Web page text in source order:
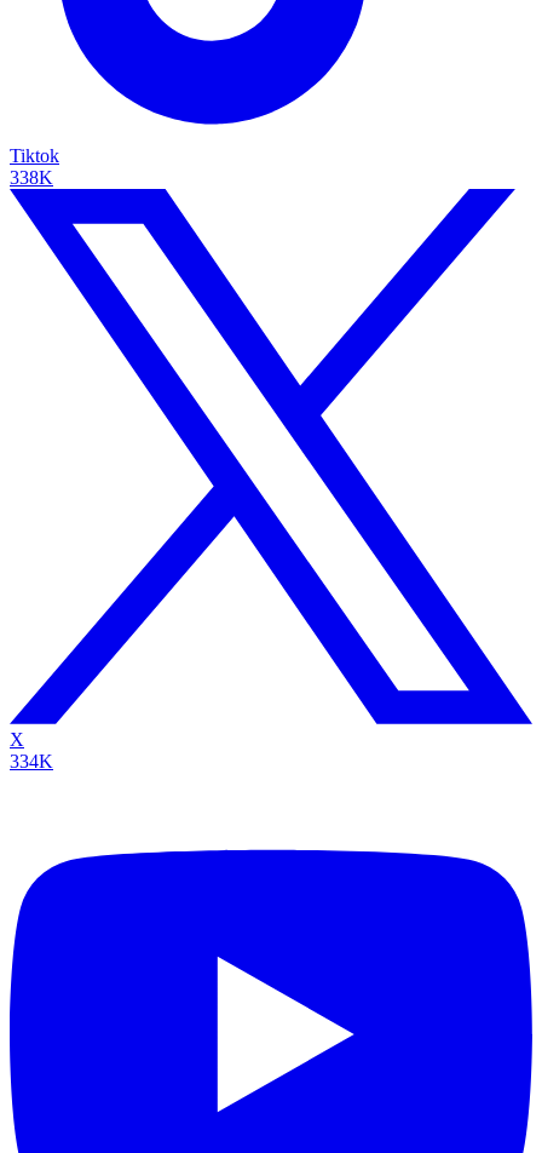
Tiktok
338K
X
334K